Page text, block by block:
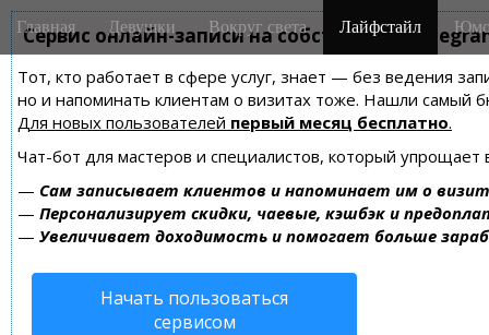
Сервис онлайн-записи на собственном
Тот, кто работает в сфере услуг, знает — без ведения
но и напоминать клиентам о визитах тоже. Нашли самый
Для новых пользователей первый месяц бесплатно.
Чат-бот для мастеров и специалистов, который упрощает
— Сам записывает клиентов и напоминает им о
— Персонализирует скидки, чаевые, кэшбэк и
— Увеличивает доходимость и помогает больше
Начать пользоваться
сервисом
M
a
n
m
e
n
u
i
Главная Девушки Вокруг света Лайфстайл